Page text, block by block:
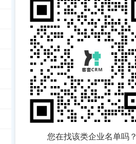
0718***9586
您在找该类企业名单吗？